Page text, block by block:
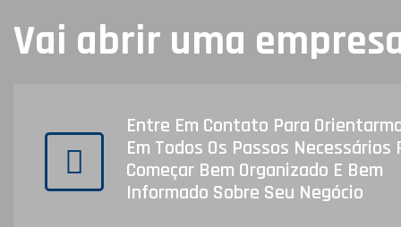
Vai abrir uma
Entre Em Contato Para
Em Todos Os Passos Necessários
Começar Bem Organizado E Bem
Informado Sobre Seu Negócio